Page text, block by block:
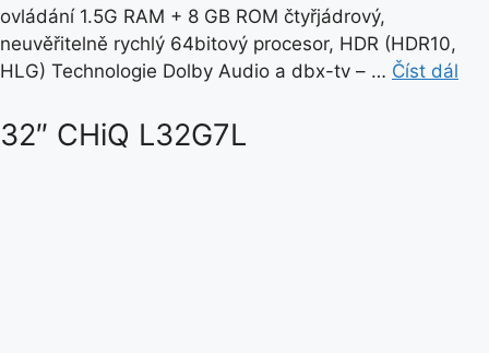
ovládání 1.5G RAM + 8 GB ROM čtyřjádrový,
neuvěřitelně rychlý 64bitový procesor, HDR (HDR10,
HLG) Technologie Dolby Audio a dbx-tv – … Číst dál
32″ CHiQ L32G7L